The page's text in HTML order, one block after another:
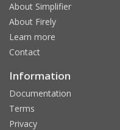
About Simplifier
About Firely
Learn more
Contact
Information
Documentation
Terms
Privacy